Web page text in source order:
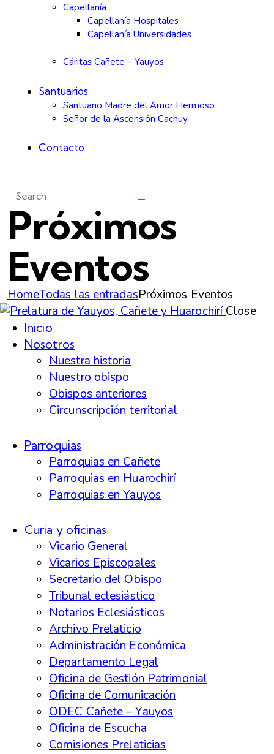
Capellanía
Capellanía Hospitales
Capellanía Universidades
Cáritas Cañete – Yauyos
Santuarios
Santuario Madre del Amor Hermoso
Señor de la Ascensión Cachuy
Contacto
Próximos
Eventos
HomeTodas las entradasPróximos Eventos
Close
Inicio
Nosotros
Nuestra historia
Nuestro obispo
Obispos anteriores
Circunscripción territorial
Parroquias
Parroquias en Cañete
Parroquias en Huarochirí
Parroquias en Yauyos
Curia y oficinas
Vicario General
Vicarios Episcopales
Secretario del Obispo
Tribunal eclesiástico
Notarios Eclesiásticos
Archivo Prelaticio
Administración Económica
Departamento Legal
Oficina de Gestión Patrimonial
Oficina de Comunicación
ODEC Cañete – Yauyos
Oficina de Escucha
Comisiones Prelaticias